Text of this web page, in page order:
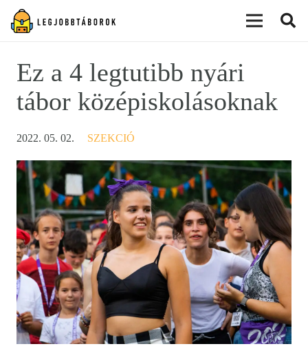
Ez a 4 legtutibb nyári
tábor középiskolásoknak
2022. 05. 02. SZEKCIÓ